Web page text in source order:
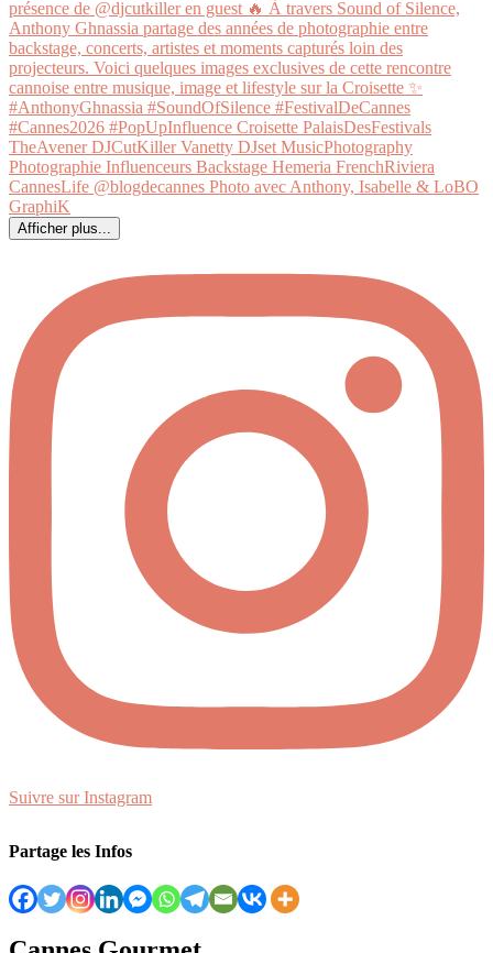
Afficher plus...
Suivre sur Instagram
Partage les Infos